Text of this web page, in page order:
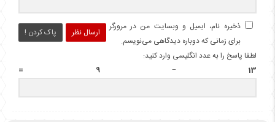
ارسال نظر پاک کردن !
ذخیره نام، ایمیل و وبسایت من در مرورگر
برای زمانی که دوباره دیدگاهی می‌نویسم.
لطفا پاسخ را به عدد انگلیسی وارد کنید:
13 − 9 =